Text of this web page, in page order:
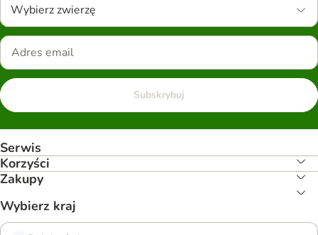
Wybierz zwierzę
Subskrybuj
Serwis
Korzyści
Zakupy
Wybierz kraj